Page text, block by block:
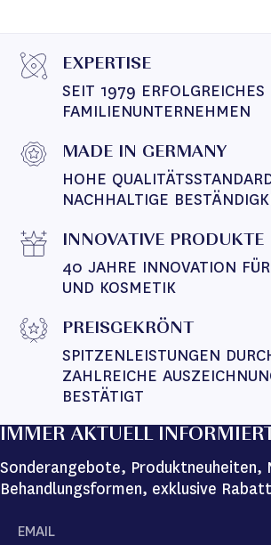
EXPERTISE
SEIT 1979 ERFOLGREICHES
FAMILIENUNTERNEHMEN
MADE IN GERMANY
HOHE
NACHHALTIGE
INNOVATIVE PRODUKTE
40 JAHRE INNOVATION
UND KOSMETIK
PREISGEKRÖNT
SPITZENLEISTUNGEN
ZAHLREICHE
BESTÄTIGT
IMMER AKTUELL INFORMIERT
Sonderangebote, Produktneuheiten,
Behandlungsformen, exklusive